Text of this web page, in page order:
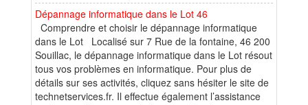
Dépannage informatique dans le Lot 46
Comprendre et choisir le dépannage informatique
dans le Lot Localisé sur 7 Rue de la fontaine, 46 200
Souillac, le dépannage informatique dans le Lot résout
tous vos problèmes en informatique. Pour plus de
détails sur ses activités, cliquez sans hésiter le site de
technetservices.fr. Il effectue également l’assistance